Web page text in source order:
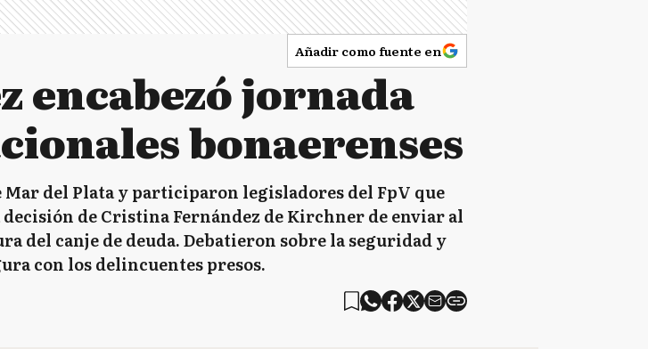
Añadir como fuente en
encabezó jornada
bonaerenses
del Plata y participaron legisladores del FpV que
de Cristina Fernández de Kirchner de enviar al
del canje de deuda. Debatieron sobre la seguridad y
con los delincuentes presos.